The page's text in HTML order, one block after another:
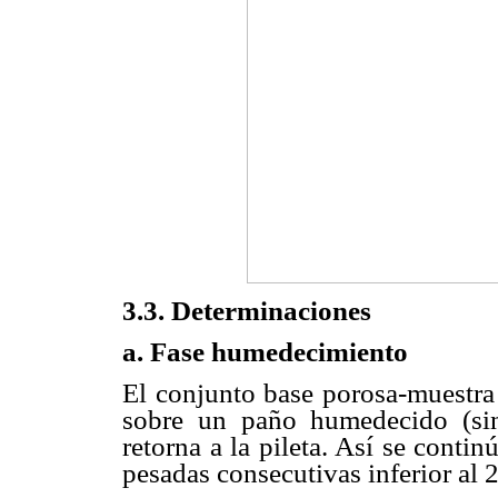
3.3. Determinaciones
a. Fase humedecimiento
El conjunto base porosa-
sobre un paño humedecido
retorna a la pileta. Así se
pesadas consecutivas inferior al